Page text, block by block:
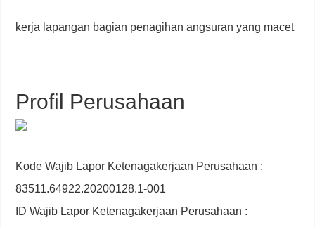
kerja lapangan bagian penagihan angsuran yang macet
Profil Perusahaan
Kode Wajib Lapor Ketenagakerjaan Perusahaan :
83511.64922.20200128.1-001
ID Wajib Lapor Ketenagakerjaan Perusahaan :